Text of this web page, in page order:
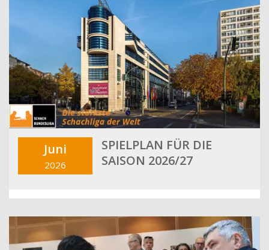
Juni
2026
SPIELPLAN FÜR DIE
SAISON 2026/27